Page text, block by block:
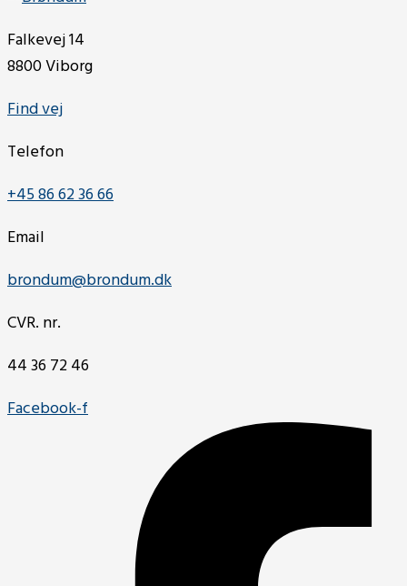
Falkevej 14
8800 Viborg
Find vej
Telefon
+45 86 62 36 66
Email
brondum@brondum.dk
CVR. nr.
44 36 72 46
Facebook-f